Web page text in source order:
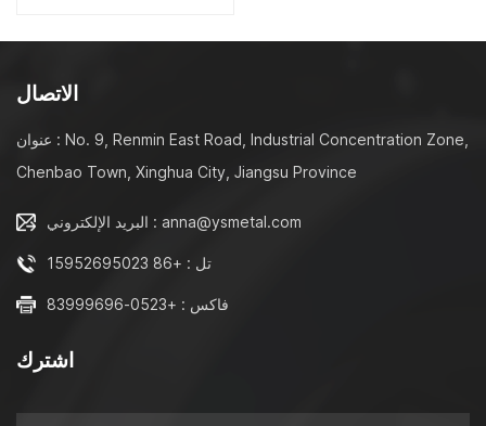
الاتصال
عنوان : No. 9, Renmin East Road, Industrial Concentration Zone,
Chenbao Town, Xinghua City, Jiangsu Province
البريد الإلكتروني : anna@ysmetal.com
تل : +86 15952695023
فاكس : +0523-83999696
اشترك